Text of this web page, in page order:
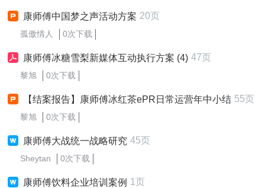
康师傅中国梦之声活动方案 20页
孤傲情人 0次下载
康师傅冰糖雪梨新媒体互动执行方案 (4) 47页
黎旭 0次下载
【结案报告】康师傅冰红茶ePR日常运营年中小结 55页
黎旭 0次下载
康师傅大战统一战略研究 45页
Sheytan 0次下载
康师傅饮料企业培训案例 1页